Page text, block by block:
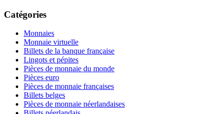
Catégories
Monnaies
Monnaie virtuelle
Billets de la banque française
Lingots et pépites
Pièces de monnaie du monde
Pièces euro
Pièces de monnaie françaises
Billets belges
Pièces de monnaie néerlandaises